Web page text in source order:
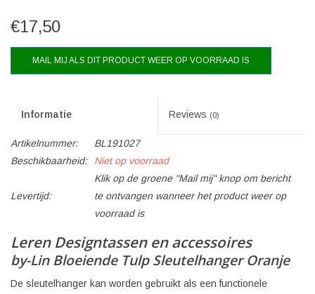
€17,50
MAIL MIJ ALS DIT PRODUCT WEER OP VOORRAAD IS
Informatie Reviews (0)
Artikelnummer:
BL191027
Beschikbaarheid:
Niet op voorraad
Levertijd:
Klik op de groene "Mail mij" knop om bericht
te ontvangen wanneer het product weer op
voorraad is
Leren Designtassen en accessoires
by-Lin Bloeiende Tulp Sleutelhanger Oranje
De sleutelhanger kan worden gebruikt als een functionele